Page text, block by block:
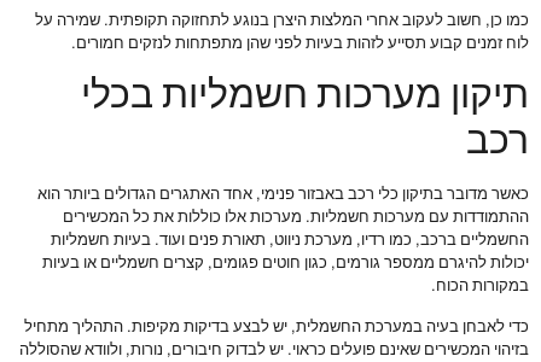
כמו כן, חשוב לעקוב אחרי המלצות היצרן בנוגע לתחזוקה תקופתית. שמירה על
לוח זמנים קבוע תסייע לזהות בעיות לפני שהן מתפתחות לנזקים חמורים.
תיקון מערכות חשמליות בכלי
רכב
כאשר מדובר בתיקון כלי רכב באבזור פנימי, אחד האתגרים הגדולים ביותר הוא
ההתמודדות עם מערכות חשמליות. מערכות אלו כוללות את כל המכשירים
החשמליים ברכב, כמו רדיו, מערכת ניווט, תאורת פנים ועוד. בעיות חשמליות
יכולות להיגרם ממספר גורמים, כגון חוטים פגומים, קצרים חשמליים או בעיות
במקורות הכוח.
כדי לאבחן בעיה במערכת החשמלית, יש לבצע בדיקות מקיפות. התהליך מתחיל
בזיהוי המכשירים שאינם פועלים כראוי. יש לבדוק חיבורים, נורות, ולוודא שהסוללה